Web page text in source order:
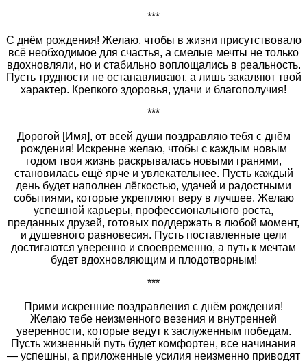
***
С днём рождения! Желаю, чтобы в жизни присутствовало
всё необходимое для счастья, а смелые мечты не только
вдохновляли, но и стабильно воплощались в реальность.
Пусть трудности не останавливают, а лишь закаляют твой
характер. Крепкого здоровья, удачи и благополучия!
***
Дорогой [Имя], от всей души поздравляю тебя с днём
рождения! Искренне желаю, чтобы с каждым новым
годом твоя жизнь раскрывалась новыми гранями,
становилась ещё ярче и увлекательнее. Пусть каждый
день будет наполнен лёгкостью, удачей и радостными
событиями, которые укрепляют веру в лучшее. Желаю
успешной карьеры, профессионального роста,
преданных друзей, готовых поддержать в любой момент,
и душевного равновесия. Пусть поставленные цели
достигаются уверенно и своевременно, а путь к мечтам
будет вдохновляющим и плодотворным!
***
Прими искренние поздравления с днём рождения!
Желаю тебе неизменного везения и внутренней
уверенности, которые ведут к заслуженным победам.
Пусть жизненный путь будет комфортен, все начинания
— успешны, а приложенные усилия неизменно приводят